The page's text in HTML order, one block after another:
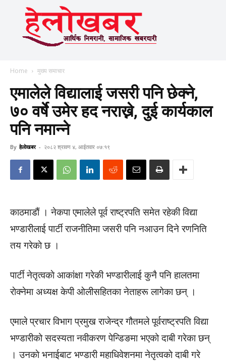
Home मुख्य समाचार
एमालेले विद्यालाई जसरी पनि छेक्ने,
७० वर्षे उमेर हद नराख्ने, दुई कार्यकाल
पनि नमान्ने
By हेलाेखबर - २०८२ श्रावण ४, आईतवार ०७:१९
काठमाडाैं । नेकपा एमालेले पूर्व राष्ट्रपति समेत रहेकी विद्या
भण्डारीलाई पार्टी राजनीतिमा जसरी पनि नआउन दिने रणनिति
तय गरेकाे छ ।
पार्टी नेतृत्वकाे आकांक्षा गरेकी भण्डारीलाई कुनै पनि हालतमा
राेक्नेमा अध्यक्ष केपी ओलीसहितका नेताहरू लागेका छन् ।
एमाले प्रचार विभाग प्रमुख राजेन्द्र गौतमले पूर्वराष्ट्रपति विद्या
भण्डारीको सदस्यता नवीकरण पेन्डिङमा भएको दाबी गरेका छन्
। उनकाे भनाईबाट भण्डारी महाधिवेशनमा नेतृत्वकाे दाबी गरे